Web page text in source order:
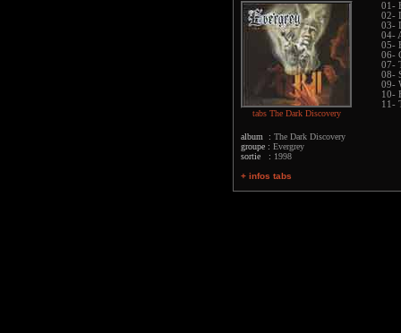
tabs The Dark Discovery
album : The Dark Discovery
groupe : Evergrey
sortie : 1998
+ infos tabs
01-
02-
03-
04-
05-
06-
07-
08-
09-
10-
11-